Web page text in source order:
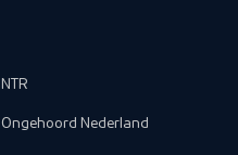
NTR
Ongehoord Nederland